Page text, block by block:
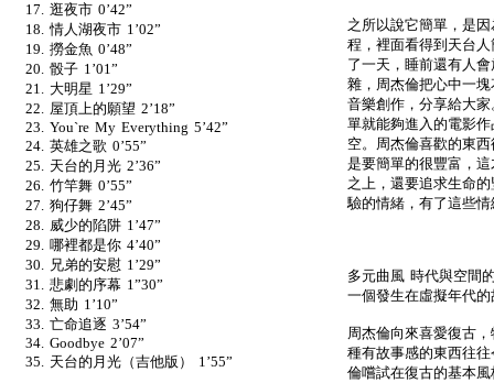
之所以說它簡單，是
程，裡面看得到天台
了一天，睡前還有人
雜，周杰倫把心中一
音樂創作，分享給大
單就能夠進入的電影
空。周杰倫喜歡的東
是要簡單的很豐富，
之上，還要追求生命
驗的情緒，有了這些
多元曲風 時代與空間
一個發生在虛擬年代的
周杰倫向來喜愛復古
種有故事感的東西往
倫嚐試在復古的基本
逛夜市 0’42”
情人湖夜市 1’02”
撈金魚 0’48”
骰子 1’01”
大明星 1’29”
屋頂上的願望 2’18”
You`re My Everything 5’42”
英雄之歌 0’55”
天台的月光 2’36”
竹竿舞 0’55”
狗仔舞 2’45”
威少的陷阱 1’47”
哪裡都是你 4’40”
兄弟的安慰 1’29”
悲劇的序幕 1”30”
無助 1’10”
亡命追逐 3’54”
Goodbye 2’07”
天台的月光（吉他版） 1’55”